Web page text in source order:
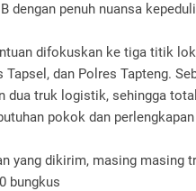
dengan penuh nuansa
difokuskan ke tiga titik
Tapsel, dan Polres Tapteng.
dua truk logistik, sehingga
pokok dan
yang dikirim, masing masing
bungkus